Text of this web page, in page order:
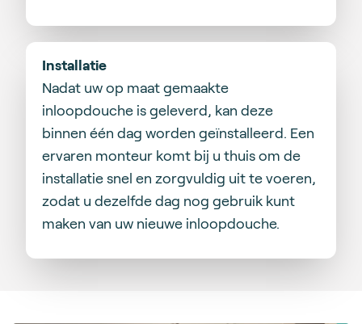
Installatie
Nadat uw op maat gemaakte
inloopdouche is geleverd, kan deze
binnen één dag worden geïnstalleerd. Een
ervaren monteur komt bij u thuis om de
installatie snel en zorgvuldig uit te voeren,
zodat u dezelfde dag nog gebruik kunt
maken van uw nieuwe inloopdouche.